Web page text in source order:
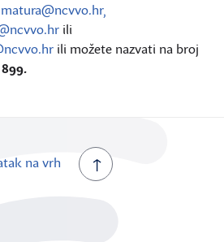
,
ili
ili možete nazvati na broj
899.
na vrh